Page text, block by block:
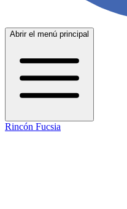
Abrir el menú principal
Rincón Fucsia